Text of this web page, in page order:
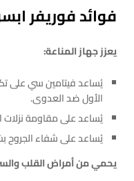
فوائد فوريفر
يعزز جهاز المناعة:
يُساعد فيتامين سي على
الأول ضد العدوى.
يُساعد على مقاومة نزلات
يُساعد على شفاء الجروح
يحمي من أمراض القلب